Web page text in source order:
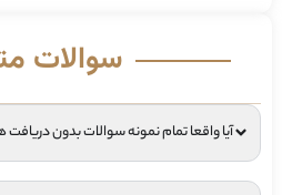
سوالات
آیا واقعا تمام نمونه سوالات بدون